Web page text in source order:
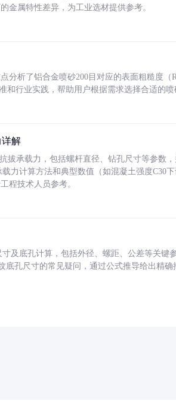
金属特性差异，为工业选材提供参考。
分析了铝合金喷砂200目对应的表面粗糙度（
和行业实践，帮助用户根据需求选择合适的喷
解
拔承载力，包括螺杆直径、钻孔尺寸等参数
力计算方法和典型数值（如混凝土强度C30
程技术人员参考。
及底孔计算，包括外径、螺距、公差等关键
底孔尺寸的常见疑问，通过公式推导给出精